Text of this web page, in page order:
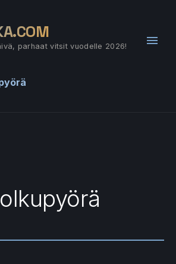
parhaat vitsit vuodelle 2026!